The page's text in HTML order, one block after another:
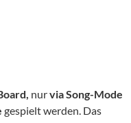
nurvia Song-Mode
gespielt werden. Das